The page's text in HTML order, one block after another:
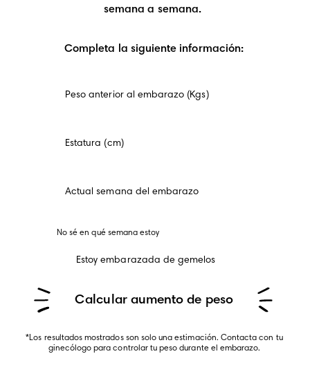
semana a semana.
Completa la siguiente información:
Peso anterior al embarazo (Kgs)
Estatura (cm)
Actual semana del embarazo
No sé en qué semana estoy
Estoy embarazada de gemelos
Calcular aumento de peso
*Los resultados mostrados son solo una estimación. Contacta con tu
ginecólogo para controlar tu peso durante el embarazo.